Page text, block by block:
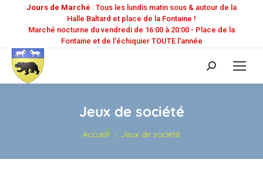
Jours de Marché : Tous les lundis matin sous & autour de la
Halle Baltard et place de la Fontaine !
Marché nocturne du vendredi de 16:00 à 20:00 - Place de la
Fontaine et de l'échiquier TOUTE l'année
Recherche
:
Jeux de société
Vous êtes ici :
Accueil Jeux de société